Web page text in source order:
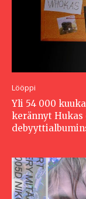
Lööppi
Yli 54 000
kerännyt